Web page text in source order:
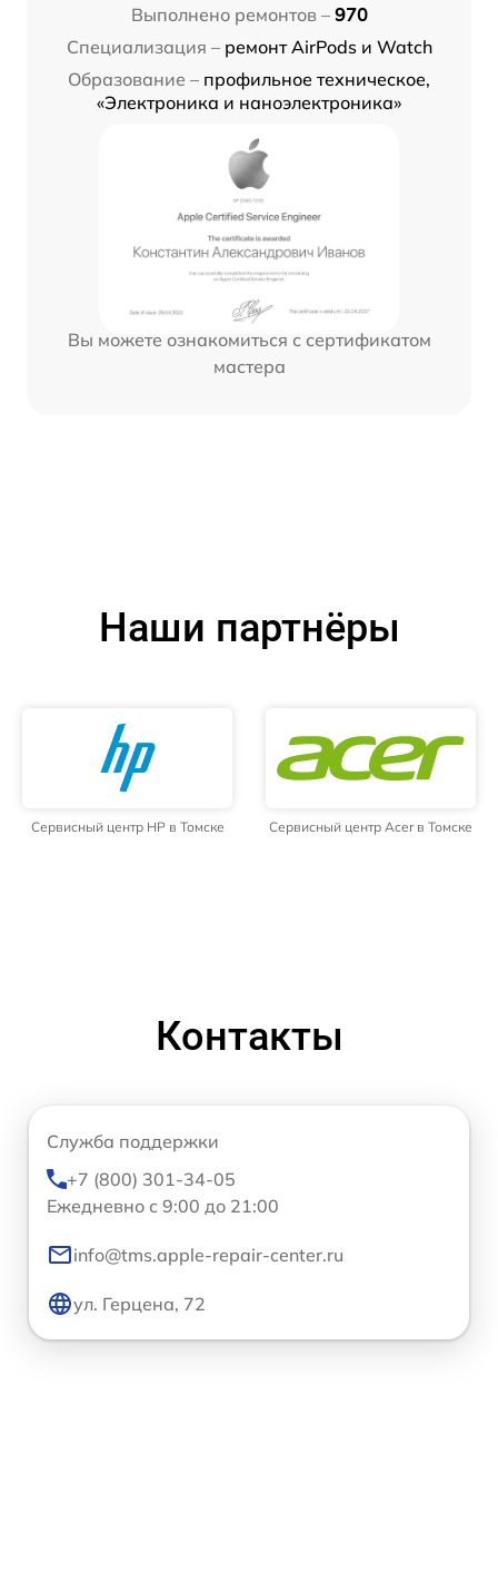
Выполнено ремонтов – 970
Специализация – ремонт AirPods и Watch
Образование – профильное техническое,
«Электроника и наноэлектроника»
Вы можете ознакомиться с сертификатом
мастера
Наши партнёры
Сервисный центр HP в Томске Сервисный центр Acer в Томске
Контакты
Служба поддержки
+7 (800) 301-34-05
Ежедневно с 9:00 до 21:00
info@tms.apple-repair-center.ru
ул. Герцена, 72